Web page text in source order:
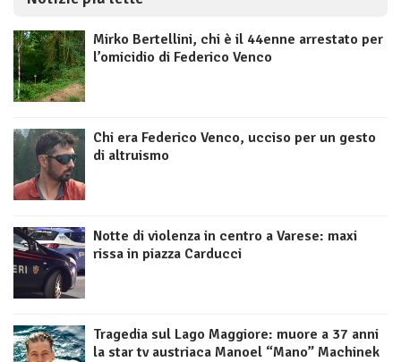
Mirko Bertellini, chi è il 44enne arrestato per
l’omicidio di Federico Venco
Chi era Federico Venco, ucciso per un gesto
di altruismo
Notte di violenza in centro a Varese: maxi
rissa in piazza Carducci
Tragedia sul Lago Maggiore: muore a 37 anni
la star tv austriaca Manoel “Mano” Machinek